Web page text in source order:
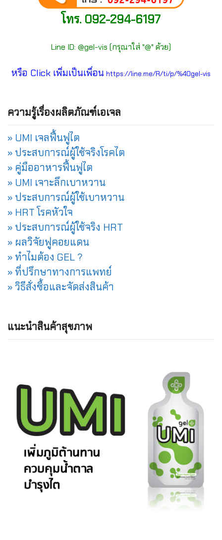
โทร. 092-294-6197
Line ID: @gel-vis (กรุณาใส่ "@" ด้วย)
หรือ Click เพิ่มเป็นเพื่อน https://line.me/R/ti/p/%40gel-vis
ความรู้เรื่องผลิตภัณฑ์เอเจล
» UMI เจลฟื้นฟูไต
» ประสบการณ์ผู้ใช้จริงโรคไต
» คู่มืออาหารฟื้นฟูไต
» UMI เจาะลึกเบาหวาน
» ประสบการณ์ผู้ใช้เบาหวาน
» HRT โรคหัวใจ
» ประสบการณ์ผู้ใช้จริง HRT
» ผลวิจัยฟูคอยแดน
» ทำไมต้อง GEL ?
» ที่ปรึกษาทางการแพทย์
» วิธีสั่งซื้อและจัดส่งสินค้า
แนะนำสินค้าสุขภาพ